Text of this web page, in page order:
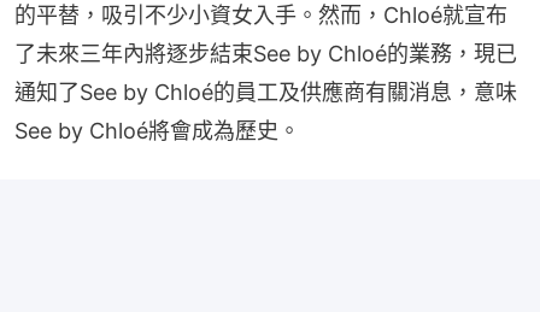
的平替，吸引不少小資女入手。然而，Chloé就宣布
了未來三年內將逐步結束See by Chloé的業務，現已
通知了See by Chloé的員工及供應商有關消息，意味
See by Chloé將會成為歷史。